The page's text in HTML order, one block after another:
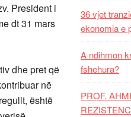
President i
dt 31 mars
dhe pret që
në
është
36 vjet
ekonomia e
A ndihmon
fshehura?
PROF.